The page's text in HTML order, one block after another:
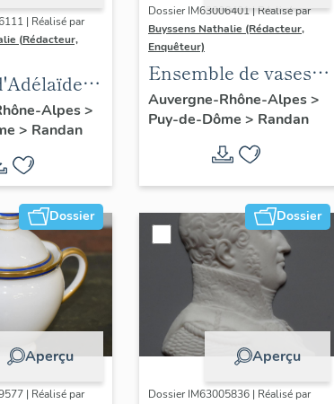
| Réalisé par
(Rédacteur,
d'après
Alpes>
> Randan
Dossier IM63006401 | Réalisé par
Buyssens Nathalie (Rédacteur,
Enquêteur)
Ensemble de vases
Médicis en fonte
peints (33)
Auvergne-Rhône-Alpes>
Puy-de-Dôme > Randan
Dossier
Aperçu
| Réalisé par
Dossier
Aperçu
Dossier IM63005836 | Réalisé par